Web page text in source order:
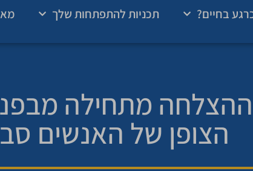
בחיים? תכניות להתפתחות שלך
15 – ההצלחה מתחילה
הצופן של האנשים